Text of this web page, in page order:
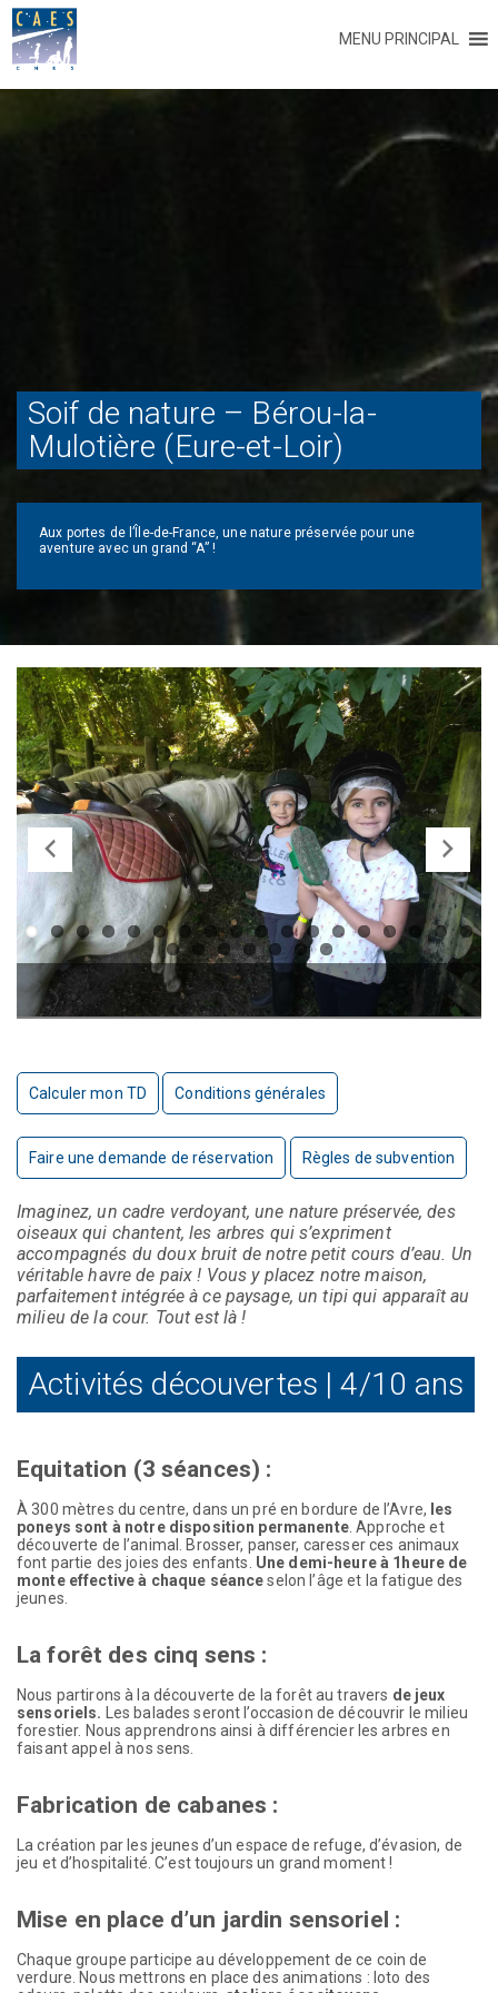
MENU PRINCIPAL
Soif de nature – Bérou-la-
Mulotière (Eure-et-Loir)
Aux portes de l’Île-de-France, une nature préservée pour une
aventure avec un grand “A” !
Previ
ous
Next
Calculer mon TD Conditions générales
Faire une demande de réservation Règles de subvention
Imaginez, un cadre verdoyant, une nature préservée, des
oiseaux qui chantent, les arbres qui s’expriment
accompagnés du doux bruit de notre petit cours d’eau. Un
véritable havre de paix ! Vous y placez notre maison,
parfaitement intégrée à ce paysage, un tipi qui apparaît au
milieu de la cour. Tout est là !
Activités découvertes | 4/10 ans
Equitation (3 séances) :
À 300 mètres du centre, dans un pré en bordure de l’Avre, les
poneys sont à notre disposition permanente. Approche et
découverte de l’animal. Brosser, panser, caresser ces animaux
font partie des joies des enfants. Une demi-heure à 1heure de
monte effective à chaque séanceselon l’âge et la fatigue des
jeunes.
La forêt des cinq sens :
Nous partirons à la découverte de la forêt au travers de jeux
sensoriels. Les balades seront l’occasion de découvrir le milieu
forestier. Nous apprendrons ainsi à différencier les arbres en
faisant appel à nos sens.
Fabrication de cabanes :
La création par les jeunes d’un espace de refuge, d’évasion, de
jeu et d’hospitalité. C’est toujours un grand moment !
Mise en place d’un jardin sensoriel :
Chaque groupe participe au développement de ce coin de
verdure. Nous mettrons en place des animations : loto des